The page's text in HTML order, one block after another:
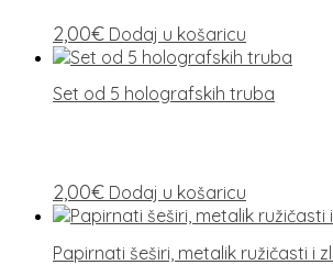
2,00€ Dodaj u košaricu
Set od 5 holografskih truba
2,00€ Dodaj u košaricu
Papirnati šeširi, metalik ružičasti i